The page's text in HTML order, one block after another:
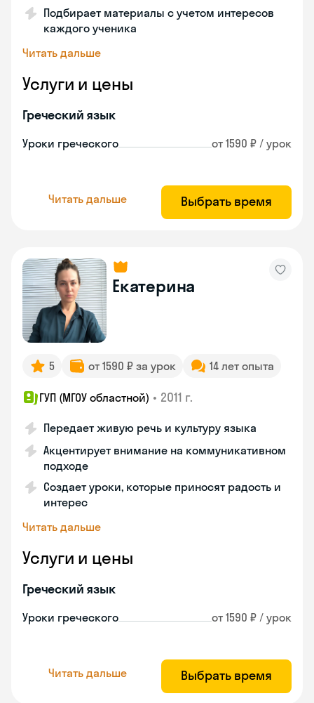
Подбирает материалы с учетом интересов
каждого ученика
Читать дальше
Услуги и цены
Греческий язык
Уроки греческого от 1590 ₽ / урок
Читать дальше Выбрать время
Екатерина
5 от 1590 ₽ за урок 14 лет опыта
ГУП (МГОУ областной) • 2011 г.
Передает живую речь и культуру языка
Акцентирует внимание на коммуникативном
подходе
Создает уроки, которые приносят радость и
интерес
Читать дальше
Услуги и цены
Греческий язык
Уроки греческого от 1590 ₽ / урок
Читать дальше Выбрать время